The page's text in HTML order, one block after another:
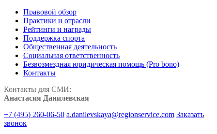
Правовой обзор
Практики и отрасли
Рейтинги и награды
Поддержка спорта
Общественная деятельность
Социальная ответственность
Безвозмездная юридическая помощь (Pro bono)
Контакты
Контакты для СМИ:
Анастасия Данилевская
+7 (495) 260-06-50 a.danilevskaya@regionservice.com Заказать
звонок